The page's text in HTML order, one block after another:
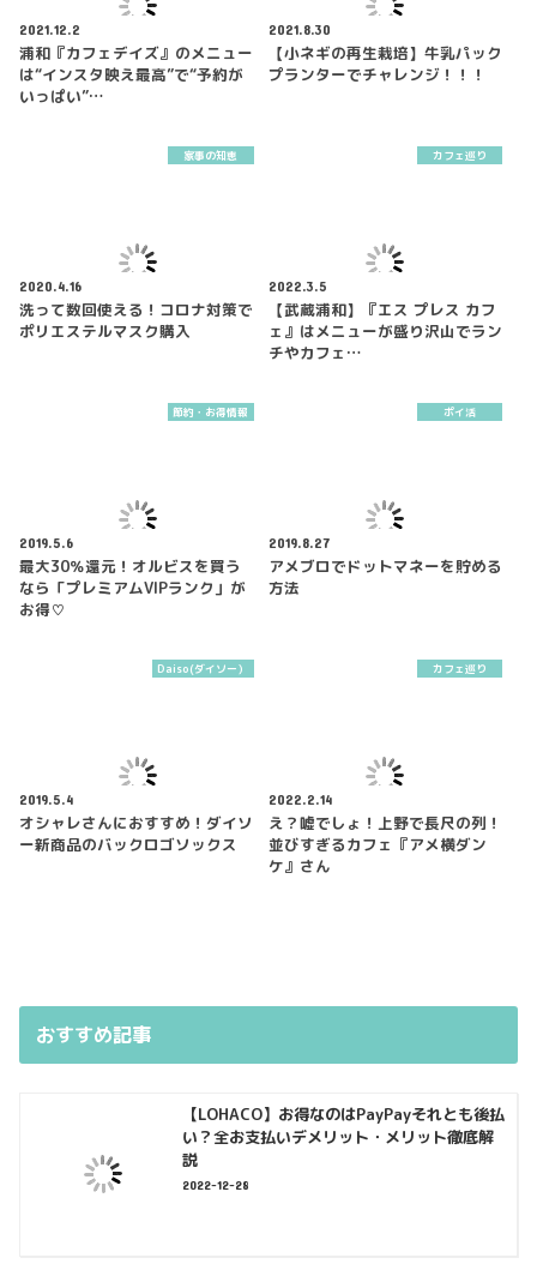
2021.12.2
浦和『カフェデイズ』のメニュー
は“インスタ映え最高”で“予約が
いっぱい”…
2021.8.30
【小ネギの再生栽培】牛乳パック
プランターでチャレンジ！！！
家事の知恵
2020.4.16
洗って数回使える！コロナ対策で
ポリエステルマスク購入
カフェ巡り
2022.3.5
【武蔵浦和】『エス プレス カフ
ェ』はメニューが盛り沢山でラン
チやカフェ…
節約・お得情報
2019.5.6
最大30％還元！オルビスを買う
なら「プレミアムVIPランク」が
お得♡
ポイ活
2019.8.27
アメブロでドットマネーを貯める
方法
Daiso(ダイソー）
2019.5.4
オシャレさんにおすすめ！ダイソ
ー新商品のバックロゴソックス
カフェ巡り
2022.2.14
え？嘘でしょ！上野で長尺の列！
並びすぎるカフェ『アメ横ダン
ケ』さん
おすすめ記事
【LOHACO】お得なのはPayPayそれとも後払
い？全お支払いデメリット・メリット徹底解
説
2022-12-28